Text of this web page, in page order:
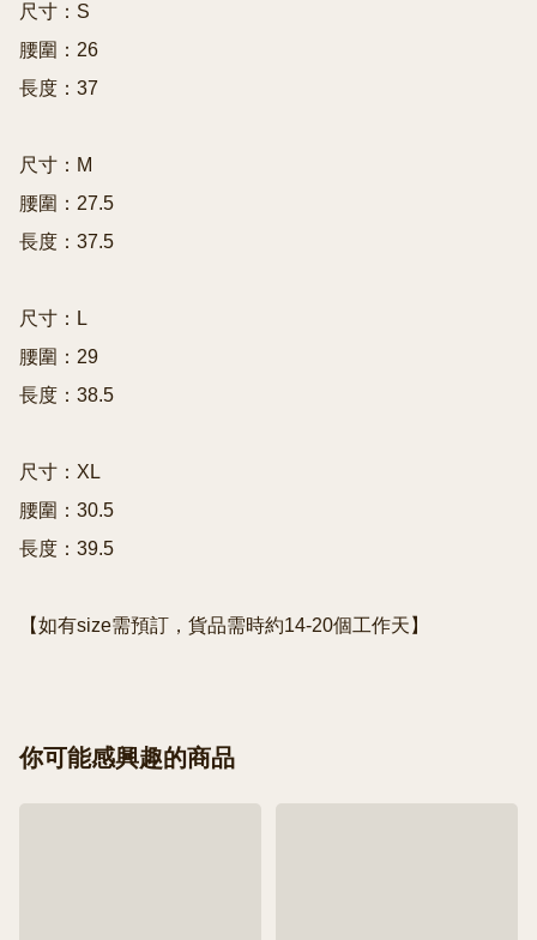
尺寸：S
腰圍：26
長度：37
尺寸：M
腰圍：27.5
長度：37.5
尺寸：L
腰圍：29
長度：38.5
尺寸：XL
腰圍：30.5
長度：39.5
【如有size需預訂，貨品需時約14-20個工作天】
你可能感興趣的商品